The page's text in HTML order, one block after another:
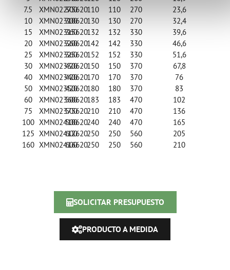
7.5
XMN02275620
300 110 110 270
23,6
10
XMN02310620
300 130 130 270
32,4
15
XMN02315620
360 132 132 330
39,6
20
XMN02320620
360 142 142 330
46,6
25
XMN02325620
360 152 152 330
51,6
30
XMN02330620
420 150 150 370
67,8
40
XMN02340620
420 170 170 370
76
50
XMN02350620
420 180 180 370
83
60
XMN02360620
500 183 183 470
102
75
XMN02375620
500 210 210 470
136
100 XMN02410620
500 240 240 470
165
125 XMN02412620
600 250 250 560
205
160 XMN02416620
600 250 250 560 210
SOLICITAR PRESUPUESTO
PRODUCTO A MEDIDA